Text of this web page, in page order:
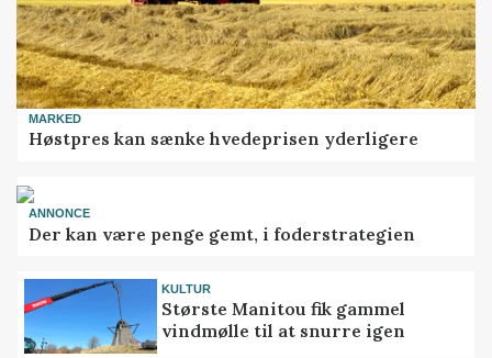
MARKED
Høstpres kan sænke hvedeprisen yderligere
ANNONCE
Der kan være penge gemt, i foderstrategien
KULTUR
Største Manitou fik gammel
vindmølle til at snurre igen